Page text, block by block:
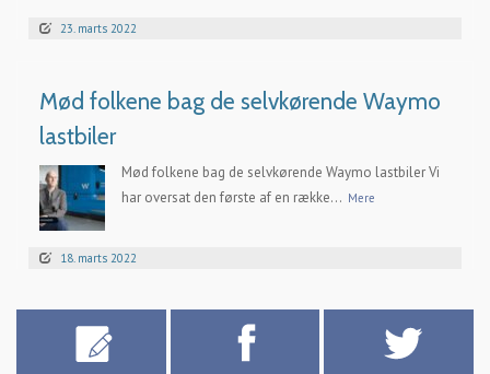
23. marts 2022
Mød folkene bag de selvkørende Waymo
lastbiler
Mød folkene bag de selvkørende Waymo lastbiler Vi
har oversat den første af en række... Mere
18. marts 2022